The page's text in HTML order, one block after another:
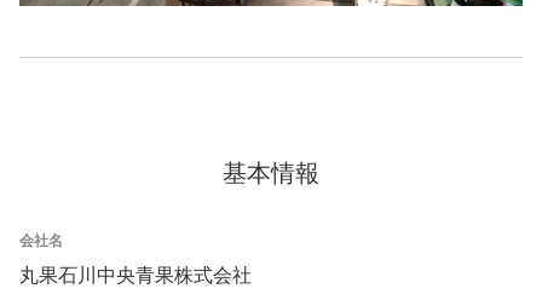
基本情報
会社名
丸果石川中央青果株式会社